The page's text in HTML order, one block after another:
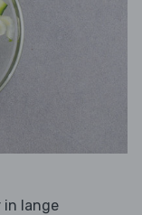
in lange